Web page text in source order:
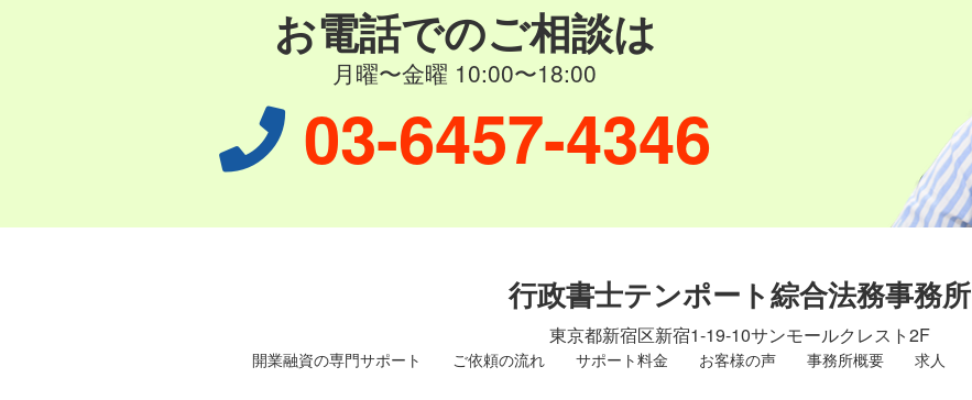
お電話でのご相談は
月曜〜金曜 10:00〜18:00
03-6457-4346
行政書士テンポート綜合法務事務所
東京都新宿区新宿1-19-10サンモールクレスト2F
開業融資の専門サポート ご依頼の流れ サポート料金 お客様の声 事務所概要 求人